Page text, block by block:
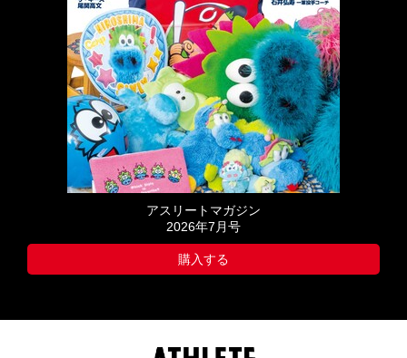
アスリートマガジン
2026年7月号
購入する